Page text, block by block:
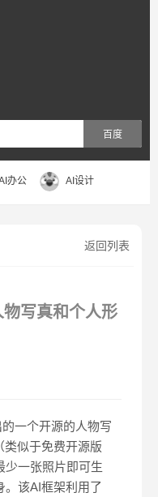
百度
办公 AI设计
返回列表
写真和个人形
一个开源的人物写
类似于免费开源版
少一张照片即可生
。该AI框架利用了